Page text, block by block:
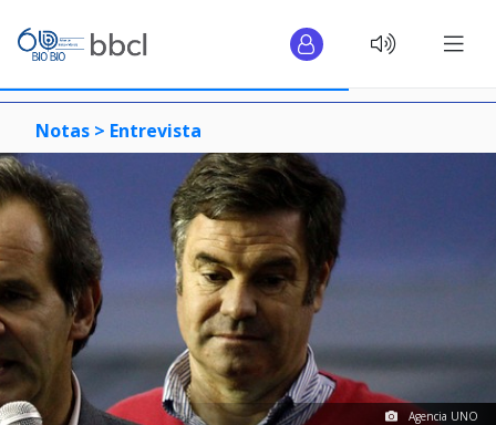
Notas > Entrevista
Agencia UNO